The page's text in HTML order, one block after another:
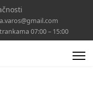
07:00 – 15:00